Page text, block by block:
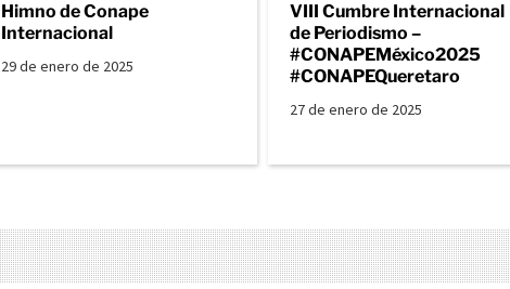
Himno de Conape
Internacional
29 de enero de 2025
VIII Cumbre Internacional
de Periodismo –
#CONAPEMéxico2025
#CONAPEQueretaro
27 de enero de 2025